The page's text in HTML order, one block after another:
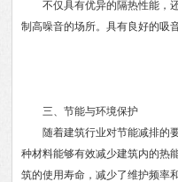
不仅具有优异的隔热性能，还
制高噪音的场所。具有良好的吸
三、节能与环境保护
随着建筑行业对节能减排的要
种材料能够有效减少建筑内的热
筑的使用寿命，减少了维护频率